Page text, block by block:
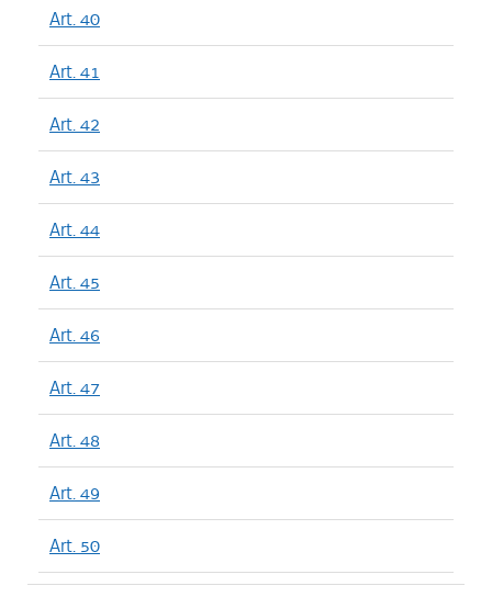
Art. 40
Art. 41
Art. 42
Art. 43
Art. 44
Art. 45
Art. 46
Art. 47
Art. 48
Art. 49
Art. 50